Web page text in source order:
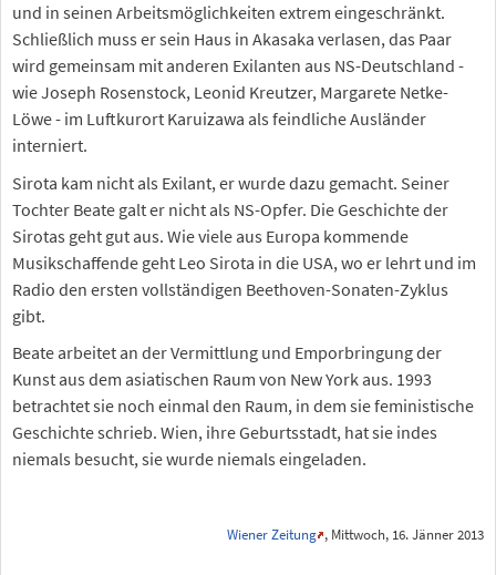
und in seinen Arbeitsmöglichkeiten extrem eingeschränkt.
Schließlich muss er sein Haus in Akasaka verlasen, das Paar
wird gemeinsam mit anderen Exilanten aus NS-Deutschland -
wie Joseph Rosenstock, Leonid Kreutzer, Margarete Netke-
Löwe - im Luftkurort Karuizawa als feindliche Ausländer
interniert.
Sirota kam nicht als Exilant, er wurde dazu gemacht. Seiner
Tochter Beate galt er nicht als NS-Opfer. Die Geschichte der
Sirotas geht gut aus. Wie viele aus Europa kommende
Musikschaffende geht Leo Sirota in die USA, wo er lehrt und im
Radio den ersten vollständigen Beethoven-Sonaten-Zyklus
gibt.
Beate arbeitet an der Vermittlung und Emporbringung der
Kunst aus dem asiatischen Raum von New York aus. 1993
betrachtet sie noch einmal den Raum, in dem sie feministische
Geschichte schrieb. Wien, ihre Geburtsstadt, hat sie indes
niemals besucht, sie wurde niemals eingeladen.
Wiener Zeitung , Mittwoch, 16. Jänner 2013